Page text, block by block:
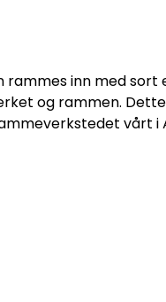
rammes inn med sort
og rammen.
vårt i